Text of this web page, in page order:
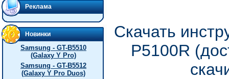
Реклама
Новинки
Samsung - GT-B5510
(Galaxy Y Pro)
Samsung - GT-B5512
(Galaxy Y Pro Duos)
Скачать
P5100R